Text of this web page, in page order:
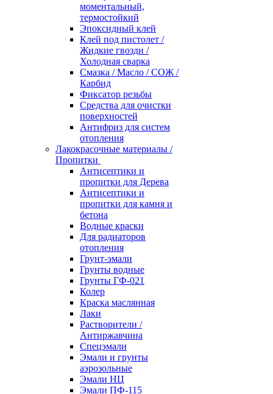
моментальный,
термостойкий
Эпоксидный клей
Клей под пистолет /
Жидкие гвозди /
Холодная сварка
Смазка / Масло / СОЖ /
Карбид
Фиксатор резьбы
Средства для очистки
поверхностей
Антифриз для систем
отопления
Лакокрасочные материалы /
Пропитки
Антисептики и
пропитки для Дерева
Антисептики и
пропитки для камня и
бетона
Водные краски
Для радиаторов
отопления
Грунт-эмали
Грунты водные
Грунты ГФ-021
Колер
Краска маслянная
Лаки
Растворители /
Антиржавчина
Спецэмали
Эмали и грунты
аэрозольные
Эмали НЦ
Эмали ПФ-115